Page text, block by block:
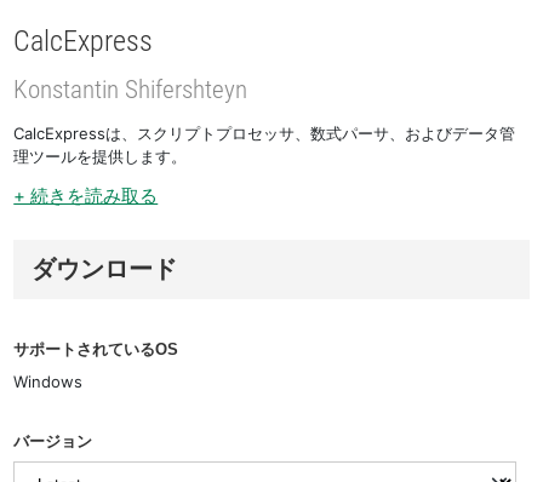
CalcExpress
Konstantin Shifershteyn
CalcExpressは、スクリプトプロセッサ、数式パーサ、およびデータ管
理ツールを提供します。
+ 続きを読み取る
ダウンロード
サポートされているOS
Windows
バージョン